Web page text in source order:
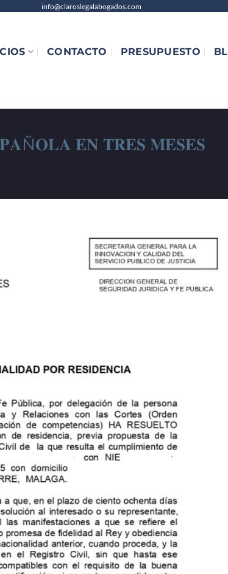
info@claroslegalabogados.com
CONTACTO PRESUPUESTO
𝐄𝐍 𝐓𝐑𝐄𝐒 𝐌𝐄𝐒𝐄𝐒